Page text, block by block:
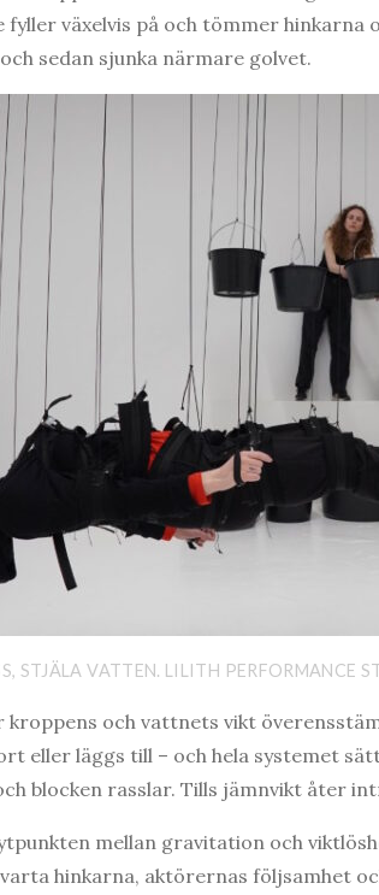
fyller växelvis på och tömmer
sedan sjunka närmare golvet.
STJÄLA VATTEN. LILITH PERFORMANCE
kroppens och vattnets vikt
eller läggs till – och hela systemet
blocken rasslar. Tills jämnvikt åter
mellan gravitation och
hinkarna, aktörernas följsamhet